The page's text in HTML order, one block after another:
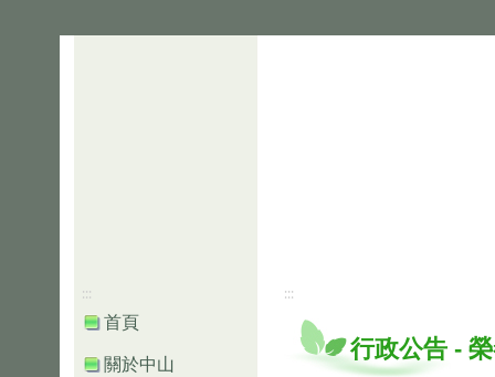
:::
首頁
關於中山
:::
行政公告 -